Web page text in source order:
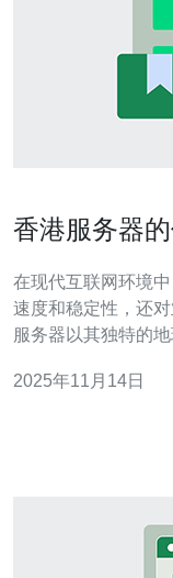
香港服务器
在现代互联网环境
速度和稳定性，还
服务器以其独特的
讨其在各类应用场景中的表现。 香
2025年11月14日